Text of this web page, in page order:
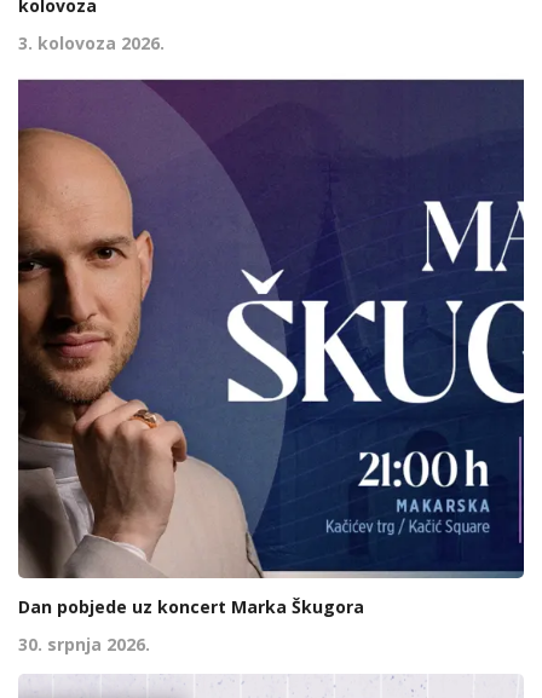
kolovoza
3. kolovoza 2026.
Dan pobjede uz koncert Marka Škugora
30. srpnja 2026.